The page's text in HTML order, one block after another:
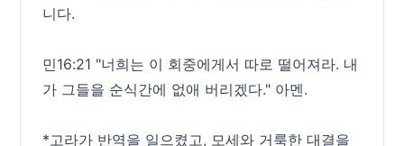
니다.
민16:21 "너희는 이 회중에게서 따로 떨어져라. 내
가 그들을 순식간에 없애 버리겠다." 아멘.
*고라가 반역을 일으켰고, 모세와 거룩한 대결을